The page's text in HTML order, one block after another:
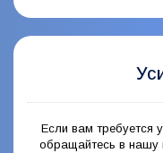
Если вам требуется
обращайтесь в